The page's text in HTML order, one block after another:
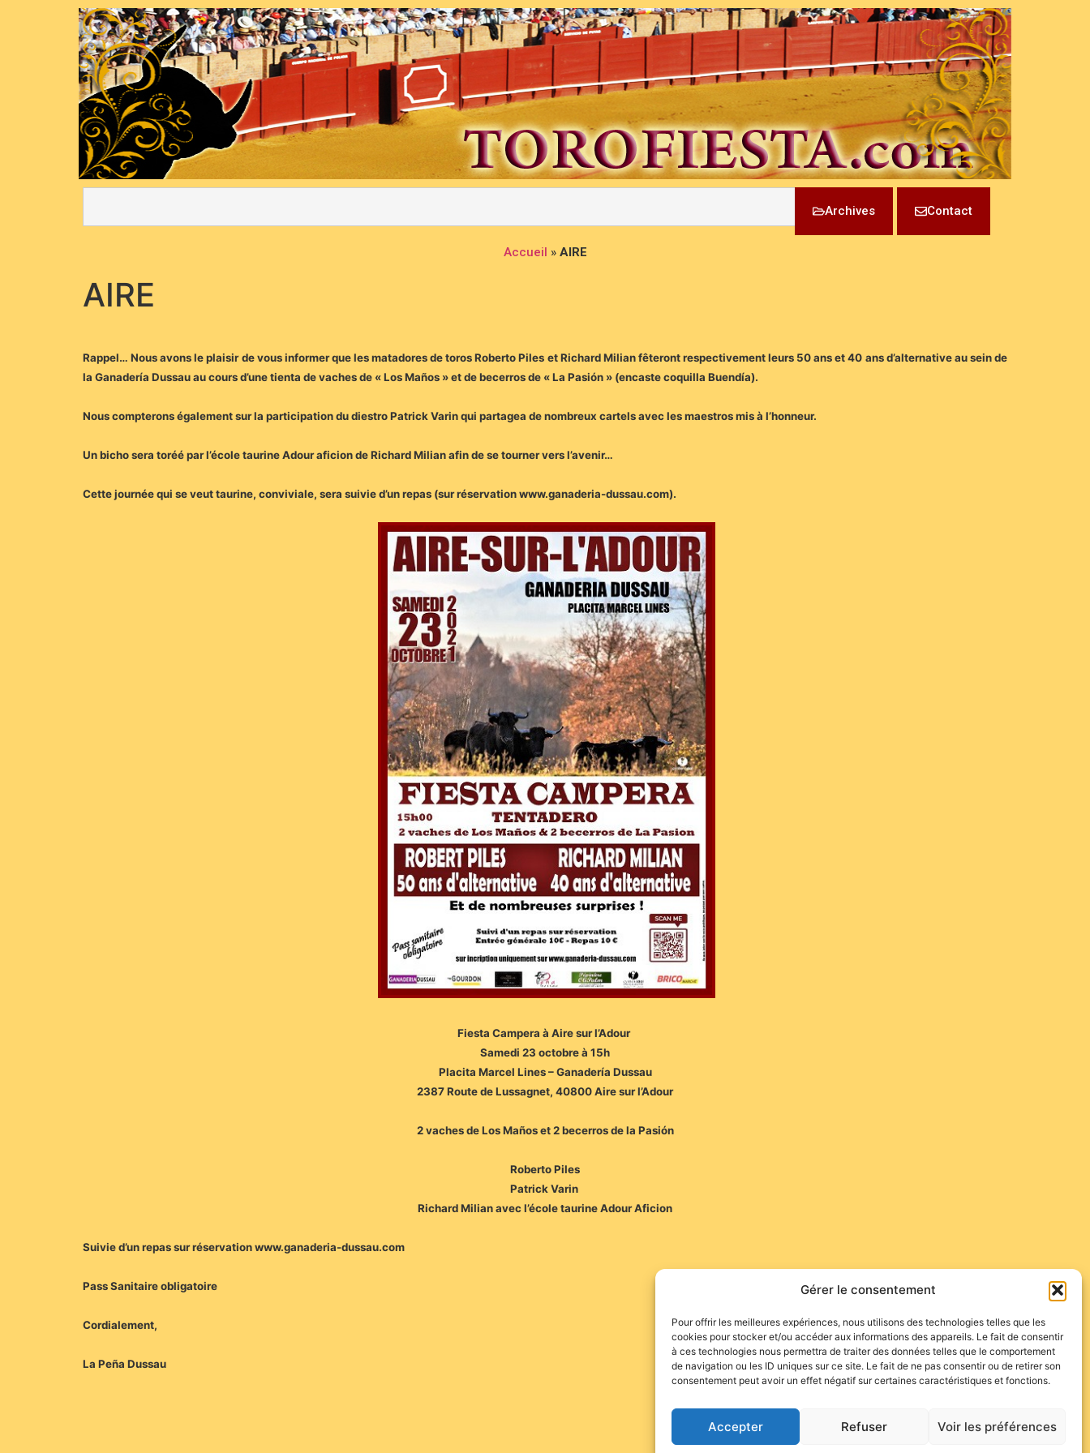
Gérer le consentement
Pour offrir les meilleures expériences, nous utilisons des technologies telles que les
cookies pour stocker et/ou accéder aux informations des appareils. Le fait de consentir
à ces technologies nous permettra de traiter des données telles que le comportement
de navigation ou les ID uniques sur ce site. Le fait de ne pas consentir ou de retirer son
consentement peut avoir un effet négatif sur certaines caractéristiques et fonctions.
Accepter Refuser Voir les préférences
Archives Contact
Accueil » AIRE
AIRE
Rappel… Nous avons le plaisir de vous informer que les matadores de toros Roberto Piles et Richard Milian fêteront respectivement leurs 50 ans et 40 ans d’alternative au sein de
la Ganadería Dussau au cours d’une tienta de vaches de « Los Maños » et de becerros de « La Pasión » (encaste coquilla Buendía).
Nous compterons également sur la participation du diestro Patrick Varin qui partagea de nombreux cartels avec les maestros mis à l’honneur.
Un bicho sera toréé par l’école taurine Adour aficion de Richard Milian afin de se tourner vers l’avenir…
Cette journée qui se veut taurine, conviviale, sera suivie d’un repas (sur réservation www.ganaderia-dussau.com).
Fiesta Campera à Aire sur l’Adour
Samedi 23 octobre à 15h
Placita Marcel Lines – Ganadería Dussau
2387 Route de Lussagnet, 40800 Aire sur l’Adour
2 vaches de Los Maños et 2 becerros de la Pasión
Roberto Piles
Patrick Varin
Richard Milian avec l’école taurine Adour Aficion
Suivie d’un repas sur réservation www.ganaderia-dussau.com
Pass Sanitaire obligatoire
Cordialement,
La Peña Dussau